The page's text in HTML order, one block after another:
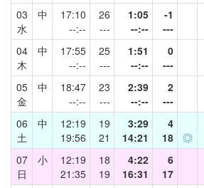
03
水
中
17:10
--:--
26
---
1:05
--:--
-1
---
04
木
中
17:55
--:--
25
---
1:51
--:--
0
---
05
金
中
18:47
--:--
23
---
2:39
--:--
2
---
06
土
中
12:19
19:56
19
21
3:29
14:21
4
18
◎
07
日
小
12:19
21:35
18
19
4:22
16:31
6
17